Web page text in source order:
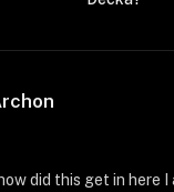
did this get in here